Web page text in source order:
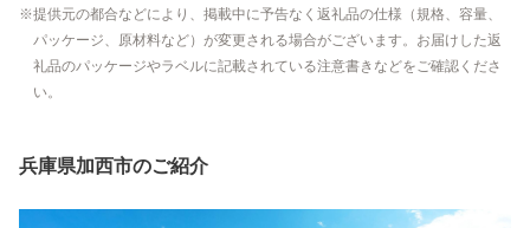
提供元の都合などにより、掲載中に予告なく返礼品の仕様（規格、容量、
パッケージ、原材料など）が変更される場合がございます。お届けした返
礼品のパッケージやラベルに記載されている注意書きなどをご確認くださ
い。
兵庫県加西市のご紹介